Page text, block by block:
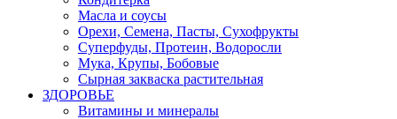
Масла и соусы
Орехи, Семена, Пасты, Сухофрукты
Суперфуды, Протеин, Водоросли
Мука, Крупы, Бобовые
Сырная закваска растительная
ЗДОРОВЬЕ
Витамины и минералы